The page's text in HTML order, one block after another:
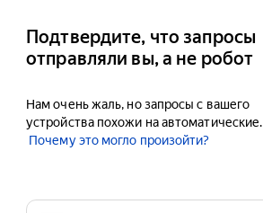
Подтвердите, что запросы
отправляли вы, а не робот
Нам очень жаль, но запросы с вашего
устройства похожи на автоматические.
Почему это могло произойти?